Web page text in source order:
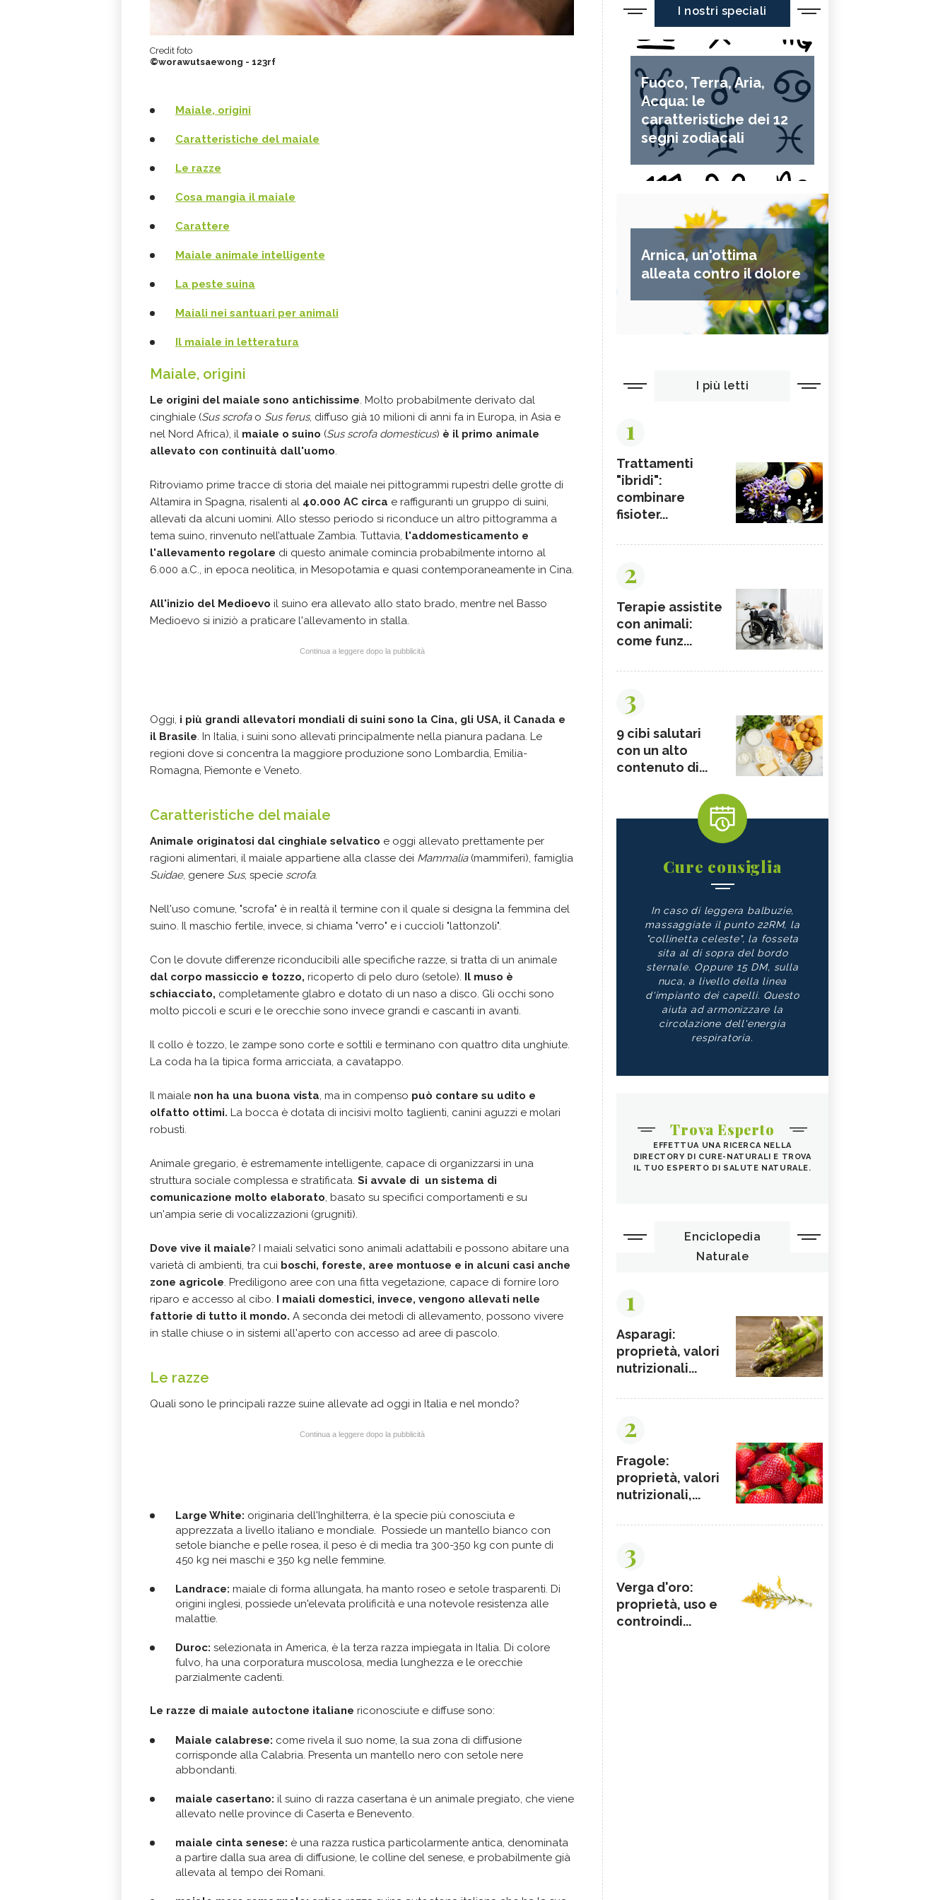
Credit foto
©worawutsaewong - 123rf
Maiale, origini
Caratteristiche del maiale
Le razze
Cosa mangia il maiale
Carattere
Maiale animale intelligente
La peste suina
Maiali nei santuari per animali
Il maiale in letteratura
Maiale, origini
Le origini del maiale sono antichissime . Molto probabilmente derivato dal
cinghiale (Sus scrofao Sus ferus, diffuso già 10 milioni di anni fa in Europa, in Asia e
nel Nord Africa), il maiale o suino (Sus scrofa domesticus) è il primo animale
allevato con continuità dall'uomo
Ritroviamo prime tracce di storia del maiale nei pittogrammi rupestri delle grotte di
Altamira in Spagna, risalenti al 40.000 AC circa e raffiguranti un gruppo di suini,
allevati da alcuni uomini. Allo stesso periodo si riconduce un altro pittogramma a
tema suino, rinvenuto nell’attuale Zambia. Tuttavia, l'addomesticamento e
l'allevamento regolare di questo animale comincia probabilmente intorno al
6.000 a.C., in epoca neolitica, in Mesopotamia e quasi contemporaneamente in Cina.
All'inizio del Medioevo il suino era allevato allo stato brado, mentre nel Basso
Medioevo si iniziò a praticare l'allevamento in stalla.
Continua a leggere dopo la pubblicità
Oggi, i più grandi allevatori mondiali di suini sono la Cina, gli USA, il Canada e
il Brasile . In Italia, i suini sono allevati principalmente nella pianura padana. Le
regioni dove si concentra la maggiore produzione sono Lombardia, Emilia-
Romagna, Piemonte e Veneto.
Caratteristiche del maiale
Animale originatosi dal cinghiale selvatico e oggi allevato prettamente per
ragioni alimentari, il maiale appartiene alla classe dei Mammalia(mammiferi), famiglia
Suidae, genere Sus, specie scrofa.
Nell'uso comune, "scrofa" è in realtà il termine con il quale si designa la femmina del
suino. Il maschio fertile, invece, si chiama "verro" e i cuccioli "lattonzoli".
Con le dovute differenze riconducibili alle specifiche razze, si tratta di un animale
dal corpo massiccio e tozzo, ricoperto di pelo duro (setole). Il muso è
schiacciato, completamente glabro e dotato di un naso a disco. Gli occhi sono
molto piccoli e scuri e le orecchie sono invece grandi e cascanti in avanti.
Il collo è tozzo, le zampe sono corte e sottili e terminano con quattro dita unghiute.
La coda ha la tipica forma arricciata, a cavatappo.
Il maiale non ha una buona vista , ma in compenso può contare su udito e
olfatto ottimi. La bocca è dotata di incisivi molto taglienti, canini aguzzi e molari
robusti.
Animale gregario, è estremamente intelligente, capace di organizzarsi in una
struttura sociale complessa e stratificata. Si avvale di un sistema di
comunicazione molto elaborato , basato su specifici comportamenti e su
un'ampia serie di vocalizzazioni (grugniti).
Dove vive il maiale? I maiali selvatici sono animali adattabili e possono abitare una
varietà di ambienti, tra cui boschi, foreste, aree montuose e in alcuni casi anche
zone agricole . Prediligono aree con una fitta vegetazione, capace di fornire loro
riparo e accesso al cibo. I maiali domestici, invece, vengono allevati nelle
fattorie di tutto il mondo. A seconda dei metodi di allevamento, possono vivere
in stalle chiuse o in sistemi all'aperto con accesso ad aree di pascolo.
Le razze
Quali sono le principali razze suine allevate ad oggi in Italia e nel mondo?
Continua a leggere dopo la pubblicità
Large White: originaria dell'Inghilterra, è la specie più conosciuta e
apprezzata a livello italiano e mondiale. Possiede un mantello bianco con
setole bianche e pelle rosea, il peso è di media tra 300-350 kg con punte di
450 kg nei maschi e 350 kg nelle femmine.
Landrace: maiale di forma allungata, ha manto roseo e setole trasparenti. Di
origini inglesi, possiede un'elevata prolificità e una notevole resistenza alle
malattie.
Duroc: selezionata in America, è la terza razza impiegata in Italia. Di colore
fulvo, ha una corporatura muscolosa, media lunghezza e le orecchie
parzialmente cadenti.
Le razze di maiale autoctone italiane riconosciute e diffuse sono:
Maiale calabrese: come rivela il suo nome, la sua zona di diffusione
corrisponde alla Calabria. Presenta un mantello nero con setole nere
abbondanti.
maiale casertano: il suino di razza casertana è un animale pregiato, che viene
allevato nelle province di Caserta e Benevento.
maiale cinta senese: è una razza rustica particolarmente antica, denominata
a partire dalla sua area di diffusione, le colline del senese, e probabilmente già
allevata al tempo dei Romani.
I nostri speciali
Fuoco, Terra, Aria,
Acqua: le
caratteristiche dei 12
segni zodiacali
Arnica, un'ottima
alleata contro il dolore
I più letti
1
Trattamenti
"ibridi":
combinare
fisioter...
2
Terapie assistite
con animali:
come funz...
3
9 cibi salutari
con un alto
contenuto di...
Cure consiglia
In caso di leggera balbuzie,
massaggiate il punto 22RM, la
"collinetta celeste", la fosseta
sita al di sopra del bordo
sternale. Oppure 15 DM, sulla
nuca, a livello della linea
d'impianto dei capelli. Questo
aiuta ad armonizzare la
circolazione dell'energia
respiratoria.
Trova Esperto
EFFETTUA UNA RICERCA NELLA
DIRECTORY DI CURE-NATURALI E TROVA
IL TUO ESPERTO DI SALUTE NATURALE.
Enciclopedia
Naturale
1
Asparagi:
proprietà, valori
nutrizionali...
2
Fragole:
proprietà, valori
nutrizionali,...
3
Verga d'oro:
proprietà, uso e
controindi...